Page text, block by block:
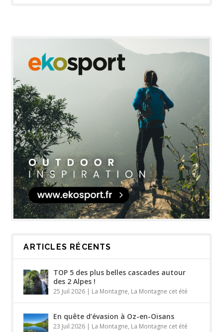
ARTICLES RÉCENTS
TOP 5 des plus belles cascades autour
des 2 Alpes !
25 Juil 2026 | La Montagne, La Montagne cet été
En quête d’évasion à Oz-en-Oisans
23 Juil 2026 | La Montagne, La Montagne cet été